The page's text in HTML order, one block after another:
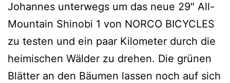
Johannes unterwegs um das neue 29″ All-
Mountain Shinobi 1 von NORCO BICYCLES
zu testen und ein paar Kilometer durch die
heimischen Wälder zu drehen. Die grünen
Blätter an den Bäumen lassen noch auf sich